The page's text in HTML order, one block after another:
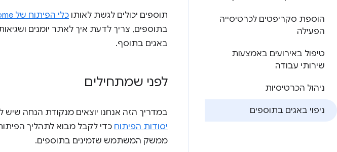
הוספת סקריפטים לכרטיסייה
הפעילה
טיפול באירועים באמצעות
שירותי עבודה
ניהול הכרטיסיות
ניפוי באגים בתוספים
תוספים יכולים לגשת לאותו כלי הפיתוח של Chrome
בתוספים, צריך לדעת איך לאתר יומנים
באגים בתוסף.
לפני שמתחילים
במדריך הזה אנחנו יוצאים מנקודת הנחה
יסודות הפיתוח כדי לקבל מבוא לתהליך
ממשק המשתמש שזמינים בתוספים.